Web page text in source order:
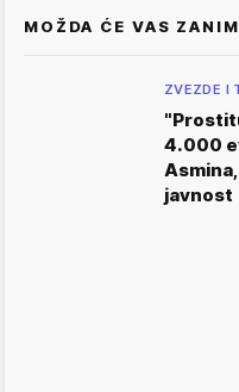
MOŽDA ĆE VAS
ZVEZDE I
4.000
javnost